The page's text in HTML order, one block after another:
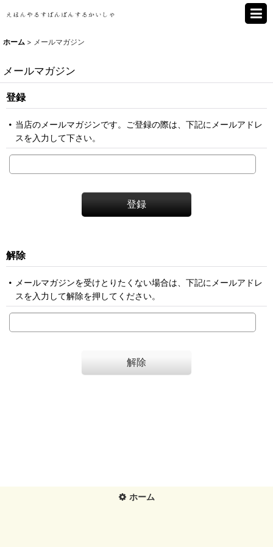
ホーム > メールマガジン
メールマガジン
登録
当店のメールマガジンです。ご登録の際は、下記にメールアドレ
スを入力して下さい。
登録
解除
メールマガジンを受けとりたくない場合は、下記にメールアドレ
スを入力して解除を押してください。
解除
ホーム